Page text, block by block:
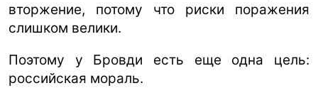
вторжение, потому что риски поражения
слишком велики.
Поэтому у Бровди есть еще одна цель:
российская мораль.